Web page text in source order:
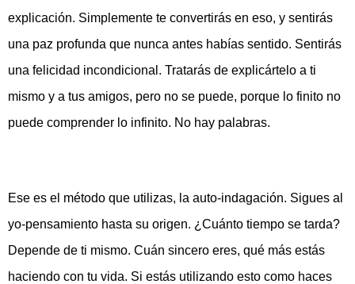
explicación. Simplemente te convertirás en eso, y sentirás
una paz profunda que nunca antes habías sentido. Sentirás
una felicidad incondicional. Tratarás de explicártelo a ti
mismo y a tus amigos, pero no se puede, porque lo finito no
puede comprender lo infinito. No hay palabras.
Ese es el método que utilizas, la auto-indagación. Sigues al
yo-pensamiento hasta su origen. ¿Cuánto tiempo se tarda?
Depende de ti mismo. Cuán sincero eres, qué más estás
haciendo con tu vida. Si estás utilizando esto como haces